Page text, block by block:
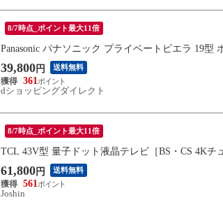
8/7時点_ポイント最大11倍
Panasonic パナソニック プライベートビエラ 19
39,800 円 送料無料
361
dショッピングダイレクト
8/7時点_ポイント最大11倍
TCL 43V型 量子ドット液晶テレビ［BS・CS 4Kチ
61,800 円 送料無料
561
Joshin